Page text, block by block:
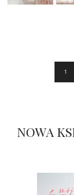
1
NOWA